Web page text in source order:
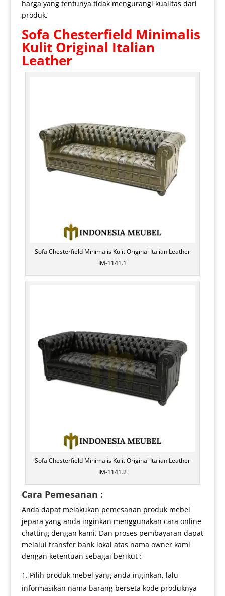
harga yang tentunya tidak mengurangi kualitas dari
produk.
Sofa Chesterfield Minimalis
Kulit Original Italian
Leather
Sofa Chesterfield Minimalis Kulit Original Italian Leather
IM-1141.1
Sofa Chesterfield Minimalis Kulit Original Italian Leather
IM-1141.2
Cara Pemesanan :
Anda dapat melakukan pemesanan produk mebel
jepara yang anda inginkan menggunakan cara online
chatting dengan kami. Dan proses pembayaran dapat
melalui transfer bank lokal atas nama owner kami
dengan ketentuan sebagai berikut :
Pilih produk mebel yang anda inginkan, lalu
informasikan nama barang berseta kode produknya